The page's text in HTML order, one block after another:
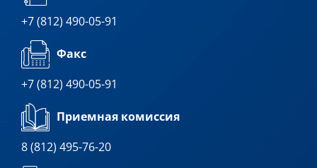
+7 (812) 490-05-91
Факс
+7 (812) 490-05-91
Приемная комиссия
8 (812) 495-76-20